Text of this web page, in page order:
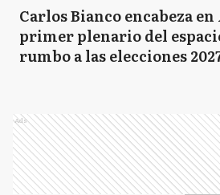
Carlos Bianco encabeza
primer plenario del
rumbo a las elecciones
Ads